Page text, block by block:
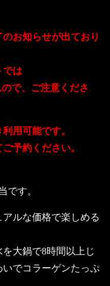
お知らせが出ており
では
で、ご注意くださ
用可能です。
予約ください。
です。
ルな価格で楽しめる
を大鍋で8時間以上じ
でコラーゲンたっぷ